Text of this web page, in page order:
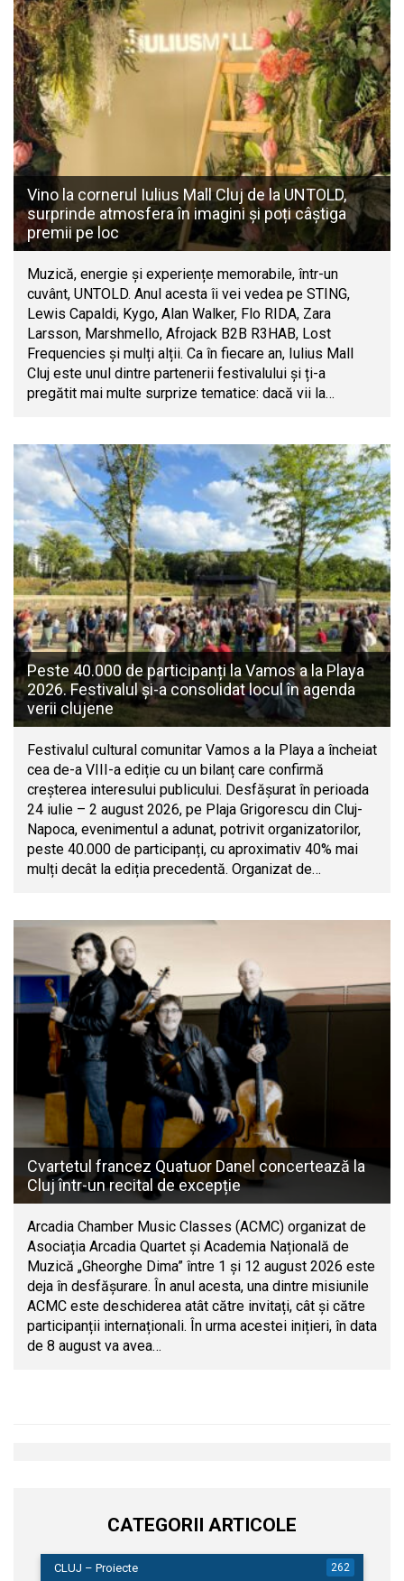
Vino la cornerul Iulius Mall Cluj de la UNTOLD,
surprinde atmosfera în imagini și poți câștiga
premii pe loc
Muzică, energie și experiențe memorabile, într-un
cuvânt, UNTOLD. Anul acesta îi vei vedea pe STING,
Lewis Capaldi, Kygo, Alan Walker, Flo RIDA, Zara
Larsson, Marshmello, Afrojack B2B R3HAB, Lost
Frequencies și mulți alții. Ca în fiecare an, Iulius Mall
Cluj este unul dintre partenerii festivalului și ți-a
pregătit mai multe surprize tematice: dacă vii la…
Peste 40.000 de participanți la Vamos a la Playa
2026. Festivalul și-a consolidat locul în agenda
verii clujene
Festivalul cultural comunitar Vamos a la Playa a încheiat
cea de-a VIII-a ediție cu un bilanț care confirmă
creșterea interesului publicului. Desfășurat în perioada
24 iulie – 2 august 2026, pe Plaja Grigorescu din Cluj-
Napoca, evenimentul a adunat, potrivit organizatorilor,
peste 40.000 de participanți, cu aproximativ 40% mai
mulți decât la ediția precedentă. Organizat de…
Cvartetul francez Quatuor Danel concertează la
Cluj într-un recital de excepție
Arcadia Chamber Music Classes (ACMC) organizat de
Asociația Arcadia Quartet și Academia Națională de
Muzică „Gheorghe Dima” între 1 și 12 august 2026 este
deja în desfășurare. În anul acesta, una dintre misiunile
ACMC este deschiderea atât către invitați, cât și către
participanții internaționali. În urma acestei inițieri, în data
de 8 august va avea…
CATEGORII ARTICOLE
CLUJ – Proiecte 262